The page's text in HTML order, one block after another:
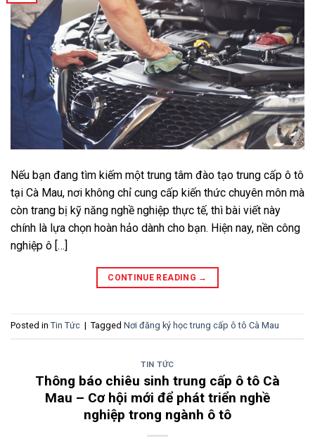
Nếu bạn đang tìm kiếm một trung tâm đào tạo trung cấp ô tô
tại Cà Mau, nơi không chỉ cung cấp kiến thức chuyên môn mà
còn trang bị kỹ năng nghề nghiệp thực tế, thì bài viết này
chính là lựa chọn hoàn hảo dành cho bạn. Hiện nay, nền công
nghiệp ô […]
CONTINUE READING →
Posted in Tin Tức | Tagged Nơi đăng ký học trung cấp ô tô Cà Mau
TIN TỨC
Thông báo chiêu sinh trung cấp ô tô Cà
Mau – Cơ hội mới để phát triển nghề
nghiệp trong ngành ô tô